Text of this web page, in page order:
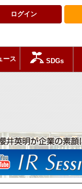
ログイン
ース SDGs